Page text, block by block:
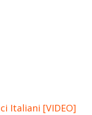
Italiani [VIDEO]